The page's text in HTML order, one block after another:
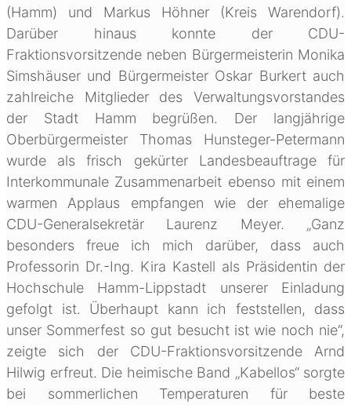
(Hamm) und Markus Höhner (Kreis Warendorf).
Darüber hinaus konnte der CDU-
Fraktionsvorsitzende neben Bürgermeisterin Monika
Simshäuser und Bürgermeister Oskar Burkert auch
zahlreiche Mitglieder des Verwaltungsvorstandes
der Stadt Hamm begrüßen. Der langjährige
Oberbürgermeister Thomas Hunsteger-Petermann
wurde als frisch gekürter Landesbeauftrage für
Interkommunale Zusammenarbeit ebenso mit einem
warmen Applaus empfangen wie der ehemalige
CDU-Generalsekretär Laurenz Meyer. „Ganz
besonders freue ich mich darüber, dass auch
Professorin Dr.-Ing. Kira Kastell als Präsidentin der
Hochschule Hamm-Lippstadt unserer Einladung
gefolgt ist. Überhaupt kann ich feststellen, dass
unser Sommerfest so gut besucht ist wie noch nie“,
zeigte sich der CDU-Fraktionsvorsitzende Arnd
Hilwig erfreut. Die heimische Band „Kabellos“ sorgte
bei sommerlichen Temperaturen für beste